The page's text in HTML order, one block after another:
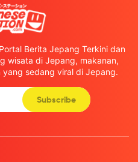
Berita Jepang Terkini dan
wisata di Jepang, makanan,
sedang viral di Jepang.
Subscribe